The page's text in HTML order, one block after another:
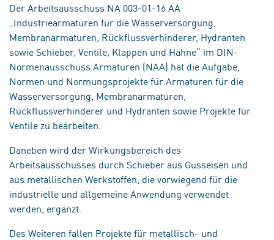
Der Arbeitsausschuss NA 003-01-16 AA
„Industriearmaturen für die Wasserversorgung,
Membranarmaturen, Rückflussverhinderer, Hydranten
sowie Schieber, Ventile, Klappen und Hähne“ im DIN-
Normenausschuss Armaturen (NAA) hat die Aufgabe,
Normen und Normungsprojekte für Armaturen für die
Wasserversorgung, Membranarmaturen,
Rückflussverhinderer und Hydranten sowie Projekte für
Ventile zu bearbeiten.
Daneben wird der Wirkungsbereich des
Arbeitsausschusses durch Schieber aus Gusseisen und
aus metallischen Werkstoffen, die vorwiegend für die
industrielle und allgemeine Anwendung verwendet
werden, ergänzt.
Des Weiteren fallen Projekte für metallisch- und